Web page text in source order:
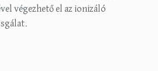
végezhető el az ionizáló